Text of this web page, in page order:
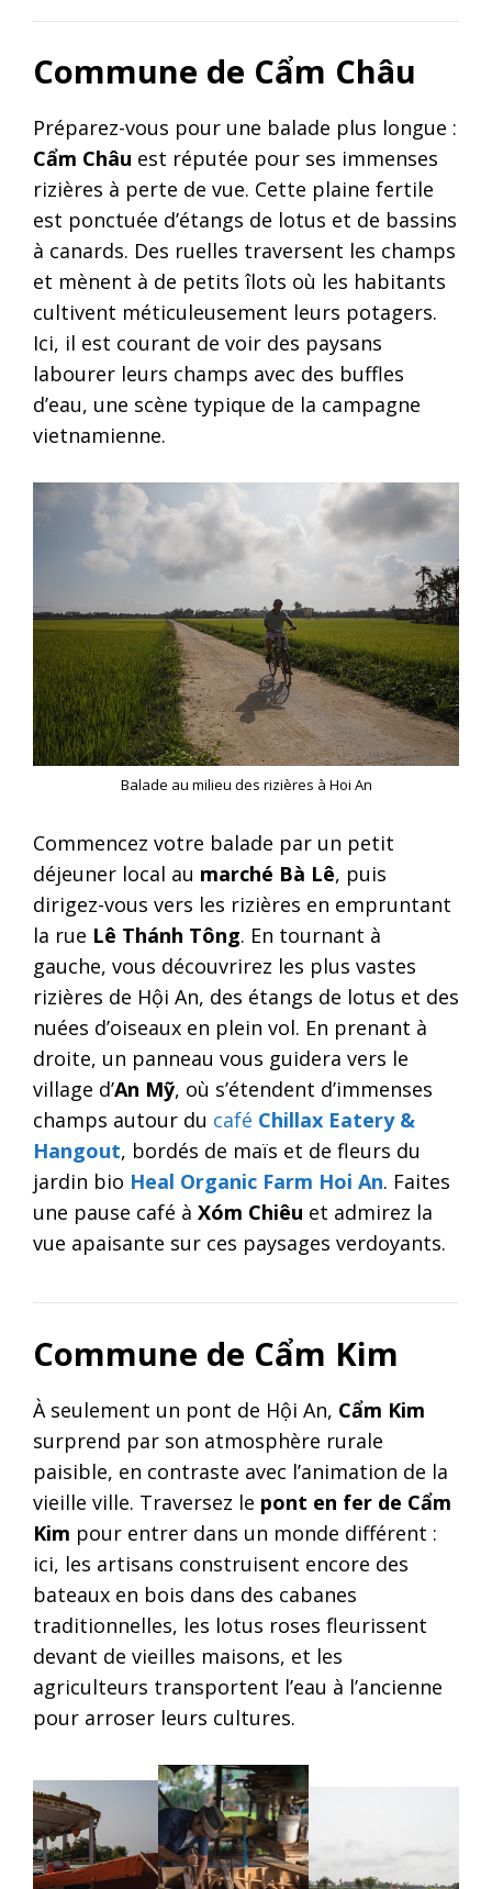
Commune de Cẩm Châu
Préparez-vous pour une balade plus longue :
Cẩm Châu est réputée pour ses immenses
rizières à perte de vue. Cette plaine fertile
est ponctuée d’étangs de lotus et de bassins
à canards. Des ruelles traversent les champs
et mènent à de petits îlots où les habitants
cultivent méticuleusement leurs potagers.
Ici, il est courant de voir des paysans
labourer leurs champs avec des buffles
d’eau, une scène typique de la campagne
vietnamienne.
Balade au milieu des rizières à Hoi An
Commencez votre balade par un petit
déjeuner local au marché Bà Lê, puis
dirigez-vous vers les rizières en empruntant
la rue Lê Thánh Tông. En tournant à
gauche, vous découvrirez les plus vastes
rizières de Hội An, des étangs de lotus et des
nuées d’oiseaux en plein vol. En prenant à
droite, un panneau vous guidera vers le
village d’An Mỹ, où s’étendent d’immenses
champs autour du café Chillax Eatery &
Hangout, bordés de maïs et de fleurs du
jardin bio Heal Organic Farm Hoi An. Faites
une pause café à Xóm Chiêu et admirez la
vue apaisante sur ces paysages verdoyants.
Commune de Cẩm Kim
À seulement un pont de Hội An, Cẩm Kim
surprend par son atmosphère rurale
paisible, en contraste avec l’animation de la
vieille ville. Traversez le pont en fer de Cẩm
Kim pour entrer dans un monde différent :
ici, les artisans construisent encore des
bateaux en bois dans des cabanes
traditionnelles, les lotus roses fleurissent
devant de vieilles maisons, et les
agriculteurs transportent l’eau à l’ancienne
pour arroser leurs cultures.